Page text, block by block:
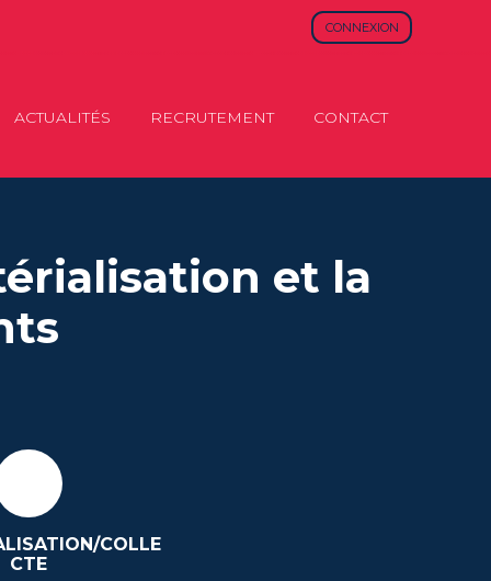
CONNEXION
ACTUALITÉS RECRUTEMENT CONTACT
et la
COLLE
CTE